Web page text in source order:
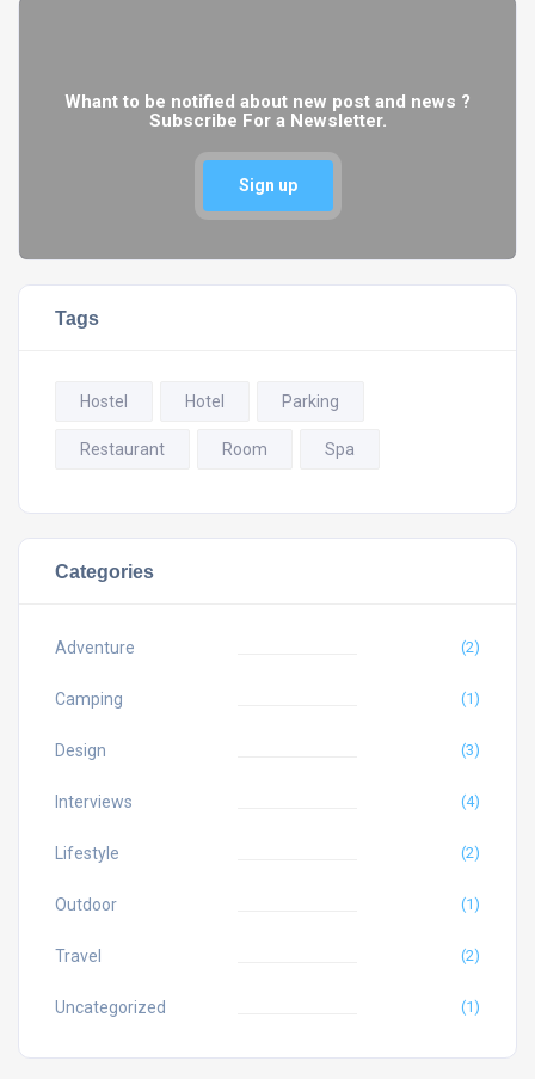
Whant to be notified about new post and news ?
Subscribe For a Newsletter.
Sign up
Tags
Hostel Hotel Parking
Restaurant Room Spa
Categories
Adventure (2)
Camping (1)
Design (3)
Interviews (4)
Lifestyle (2)
Outdoor (1)
Travel (2)
Uncategorized (1)